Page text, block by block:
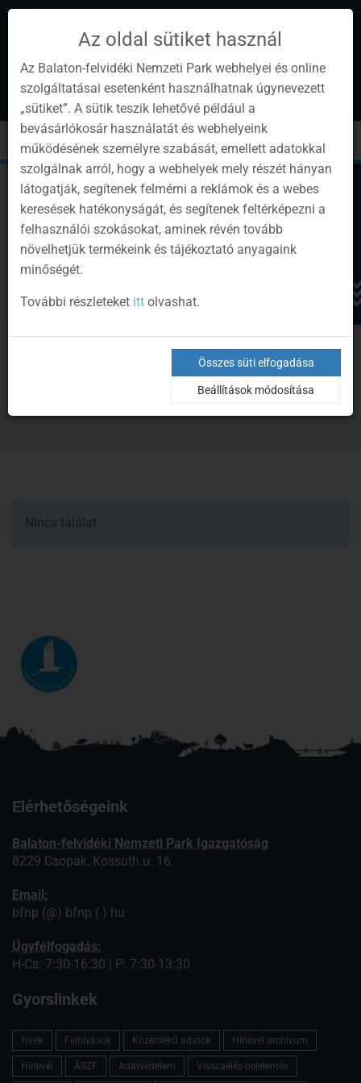
Instagram
YoutubeFacebookProgramok
Hírlevél
hu
Toggle
cart
Toggle
navigation
Bejelentkezés
Hír
Nincs találat
Elérhetőségeink
Balaton-felvidéki Nemzeti Park Igazgatóság
8229 Csopak, Kossuth u. 16.
Email:
bfnp (@) bfnp (.) hu
Ügyfélfogadás:
H-Cs: 7:30-16:30 | P: 7:30-13:30
Gyorslinkek
Hírek Felhívások Közérdekű adatok Hírlevél archívum
Hírlevél ÁSZF Adatvédelem Visszaélés-bejelentés
Az oldal sütiket használ
Az Balaton-felvidéki Nemzeti Park webhelyei és online
szolgáltatásai esetenként használhatnak úgynevezett
„sütiket”. A sütik teszik lehetővé például a
bevásárlókosár használatát és webhelyeink
működésének személyre szabását, emellett adatokkal
szolgálnak arról, hogy a webhelyek mely részét hányan
látogatják, segítenek felmérni a reklámok és a webes
keresések hatékonyságát, és segítenek feltérképezni a
felhasználói szokásokat, aminek révén tovább
növelhetjük termékeink és tájékoztató anyagaink
minőségét.
További részleteket ittolvashat.
Összes süti elfogadása
Beállítások módosítása